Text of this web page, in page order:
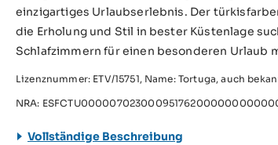
einzigartiges Urlaubserlebnis. Der
die Erholung und Stil in bester Küstenlage
Schlafzimmern für einen besonderen Urlaub
Lizenznummer: ETV/15751, Name: Tortuga, auch
NRA:
Vollständige Beschreibung